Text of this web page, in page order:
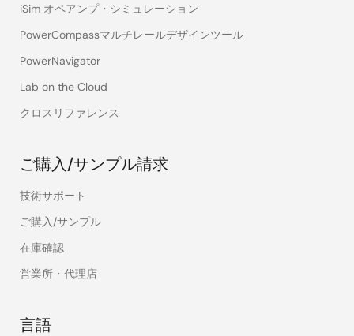
iSim オペアンプ・シミュレーション
PowerCompassマルチレールデザインツール
PowerNavigator
Lab on the Cloud
クロスリファレンス
ご購入/サンプル請求
技術サポート
ご購入/サンプル
在庫確認
営業所・代理店
言語